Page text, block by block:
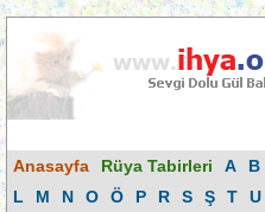
Anasayfa Rüya Tabirleri A B
L
M N O Ö P R S Ş T U